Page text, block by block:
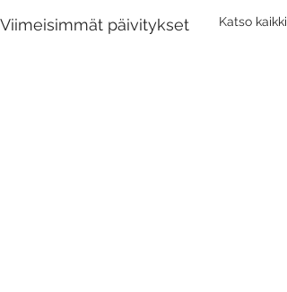
Viimeisimmät päivitykset Katso kaikki